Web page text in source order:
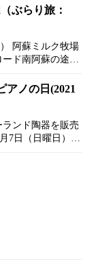
日曜日） ※雨天予
ぶらり旅：
阿蘇ミルク牧場
ド南阿蘇の途中
置されている所
アノの日(2021
ンド陶器を販売
7日（日曜日）に